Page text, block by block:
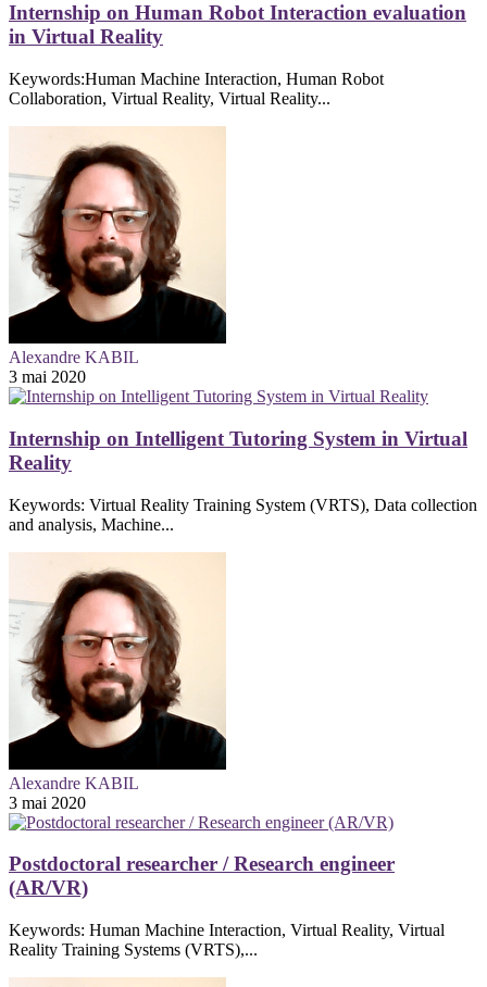
Internship on Human Robot Interaction evaluation
in Virtual Reality
Keywords:Human Machine Interaction, Human Robot
Collaboration, Virtual Reality, Virtual Reality...
Alexandre KABIL
3 mai 2020
Internship on Intelligent Tutoring System in Virtual
Reality
Keywords: Virtual Reality Training System (VRTS), Data collection
and analysis, Machine...
Alexandre KABIL
3 mai 2020
Postdoctoral researcher / Research engineer
(AR/VR)
Keywords: Human Machine Interaction, Virtual Reality, Virtual
Reality Training Systems (VRTS),...